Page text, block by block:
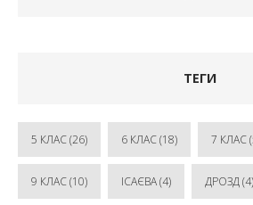
ТЕГИ
5 КЛАС(26) 6 КЛАС(18) 7 КЛАС
9 КЛАС(10) ІСАЄВА(4) ДРОЗД(4)